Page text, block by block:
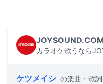
JOYSOUND.COM
カラオケ歌うなら
ケツメイシ の楽曲・歌